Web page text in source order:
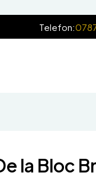
Telefon:
la Bloc